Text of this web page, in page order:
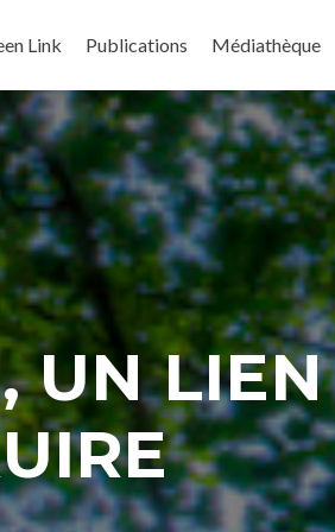
Link Publications Médiathèque
UN LIEN